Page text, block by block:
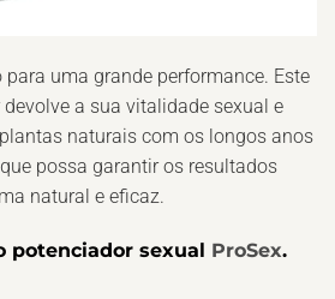
uma grande performance. Este
a sua vitalidade sexual e
naturais com os longos anos
possa garantir os resultados
natural e eficaz.
potenciador sexual ProSex.